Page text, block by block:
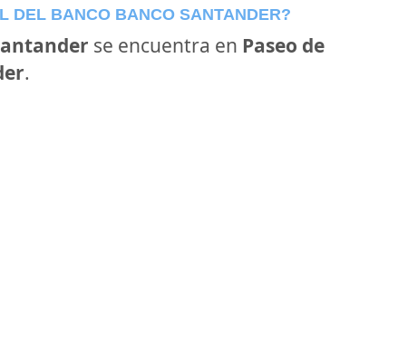
DEL BANCO BANCO SANTANDER?
se encuentra en Paseo de
.